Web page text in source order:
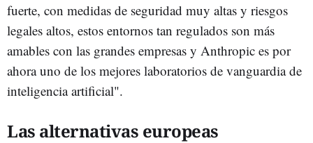
fuerte, con medidas de seguridad muy altas y riesgos
legales altos, estos entornos tan regulados son más
amables con las grandes empresas y Anthropic es por
ahora uno de los mejores laboratorios de vanguardia de
inteligencia artificial".
Las alternativas europeas